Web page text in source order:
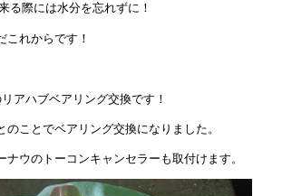
る際には水分を忘れずに！
これからです！
アハブベアリング交換です！
のことでベアリング交換になりました。
ナウのトーコンキャンセラーも取付けます。